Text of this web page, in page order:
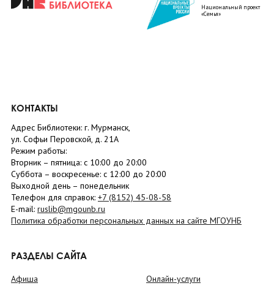
Национальный проект
«Семья»
КОНТАКТЫ
Адрес Библиотеки: г. Мурманск,
ул. Софьи Перовской, д. 21А
Режим работы:
Вторник – пятница: с 10:00 до 20:00
Суббота – воскресенье: c 12:00 до 20:00
Выходной день – понедельник
Телефон для справок: +7 (8152) 45-08-58
E-mail: ruslib@mgounb.ru
Политика обработки персональных данных на сайте МГОУНБ
РАЗДЕЛЫ САЙТА
Афиша
Онлайн-услуги